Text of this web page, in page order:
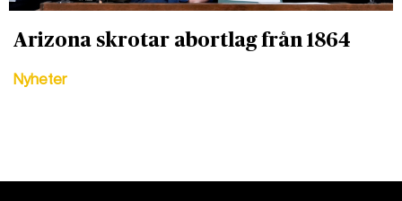
Arizona skrotar abortlag från 1864
Nyheter